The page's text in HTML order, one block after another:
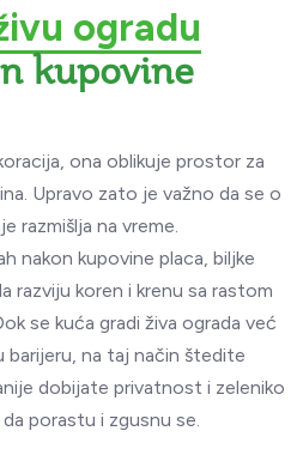
ogradu
kupovine
ona oblikuje prostor za
Upravo zato je važno da se o
razmišlja na vreme.
nakon kupovine placa, biljke
razviju koren i krenu sa rastom
se kuća gradi živa ograda već
barijeru, na taj način štedite
dobijate privatnost i zeleniko
porastu i zgusnu se.